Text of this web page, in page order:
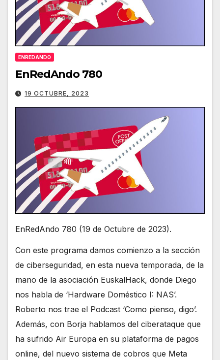
ENREDANDO
EnRedAndo 780
19 OCTUBRE, 2023
EnRedAndo 780 (19 de Octubre de 2023).
Con este programa damos comienzo a la sección
de ciberseguridad, en esta nueva temporada, de la
mano de la asociación EuskalHack, donde Diego
nos habla de ‘Hardware Doméstico I: NAS’.
Roberto nos trae el Podcast ‘Como pienso, digo’.
Además, con Borja hablamos del ciberataque que
ha sufrido Air Europa en su plataforma de pagos
online, del nuevo sistema de cobros que Meta